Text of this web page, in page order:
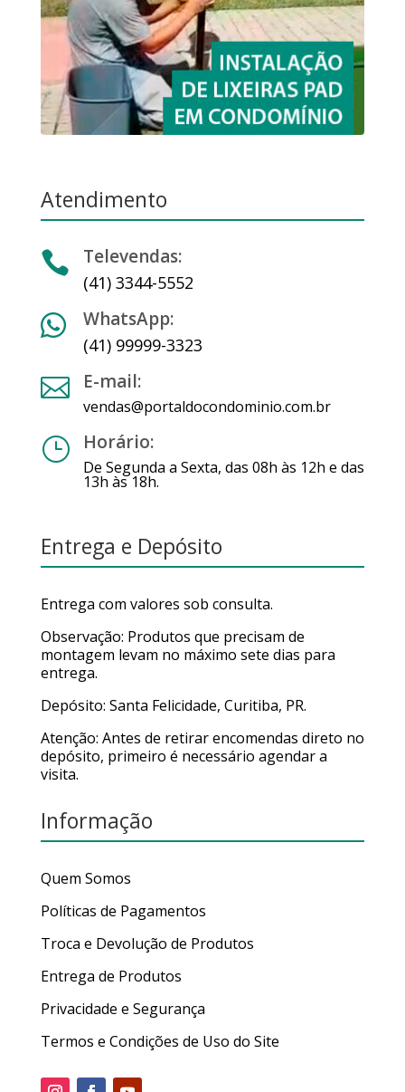
Atendimento
 Televendas:
(41) 3344-5552
 WhatsApp:
(41) 99999-3323
 E-mail:
vendas@portaldocondominio.com.br
} Horário:
De Segunda a Sexta, das 08h às 12h e das
13h às 18h.
Entrega e Depósito
Entrega com valores sob consulta.
Observação: Produtos que precisam de
montagem levam no máximo sete dias para
entrega.
Depósito: Santa Felicidade, Curitiba, PR.
Atenção: Antes de retirar encomendas direto no
depósito, primeiro é necessário agendar a
visita.
Informação
Quem Somos
Políticas de Pagamentos
Troca e Devolução de Produtos
Entrega de Produtos
Privacidade e Segurança
Termos e Condições de Uso do Site